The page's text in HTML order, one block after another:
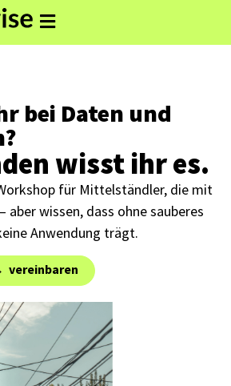
bei Daten und
wisst ihr es.
für Mittelständler, die mit
wissen, dass ohne sauberes
Anwendung trägt.
vereinbaren